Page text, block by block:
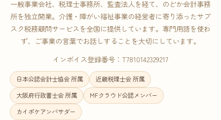
一般事業会社、税理士事務所、監査法人を経て、のどか会計事務
所を独立開業。介護・障がい福祉事業の経営者に寄り添ったサブ
スク税務顧問サービスを全国に提供しています。専門用語を使わ
ず、ご事業の言葉でお話しすることを大切にしています。
インボイス登録番号：T7810142329217
日本公認会計士協会 所属
近畿税理士会 所属
大阪府行政書士会 所属
MFクラウド公認メンバー
カイポケアンバサダー